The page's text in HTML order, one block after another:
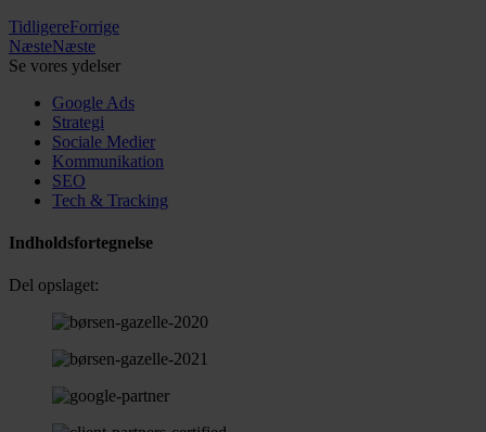
TidligereForrige
NæsteNæste
Se vores ydelser
Google Ads
Strategi
Sociale Medier
Kommunikation
SEO
Tech & Tracking
Indholdsfortegnelse
Del opslaget: